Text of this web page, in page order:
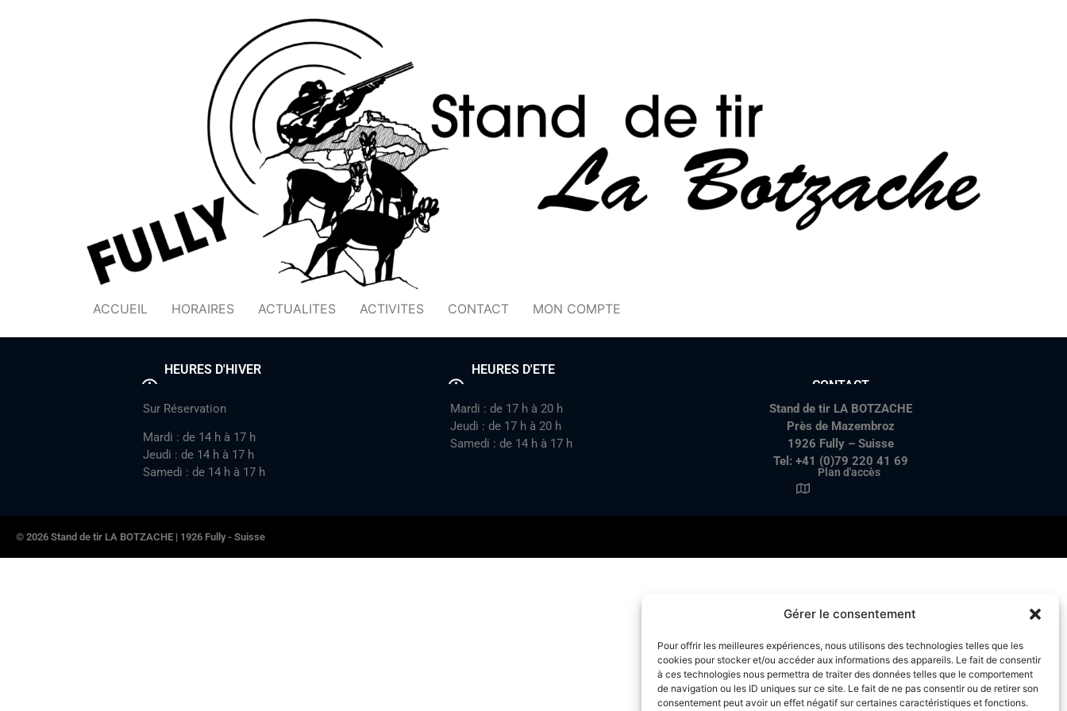
Gérer le consentement
Pour offrir les meilleures expériences, nous utilisons des technologies telles que les
cookies pour stocker et/ou accéder aux informations des appareils. Le fait de consentir
à ces technologies nous permettra de traiter des données telles que le comportement
de navigation ou les ID uniques sur ce site. Le fait de ne pas consentir ou de retirer son
consentement peut avoir un effet négatif sur certaines caractéristiques et fonctions.
ACCUEIL HORAIRES ACTUALITES ACTIVITES CONTACT MON COMPTE
HEURES D'HIVER
HEURES D'ETE
CONTACT
Sur Réservation
Mardi : de 14 h à 17 h
Jeudi : de 14 h à 17 h
Samedi : de 14 h à 17 h
Mardi : de 17 h à 20 h
Jeudi : de 17 h à 20 h
Samedi : de 14 h à 17 h
Stand de tir LA BOTZACHE
Près de Mazembroz
1926 Fully – Suisse
Tel: +41 (0)79 220 41 69
Plan d'accès
© 2026 Stand de tir LA BOTZACHE | 1926 Fully - Suisse